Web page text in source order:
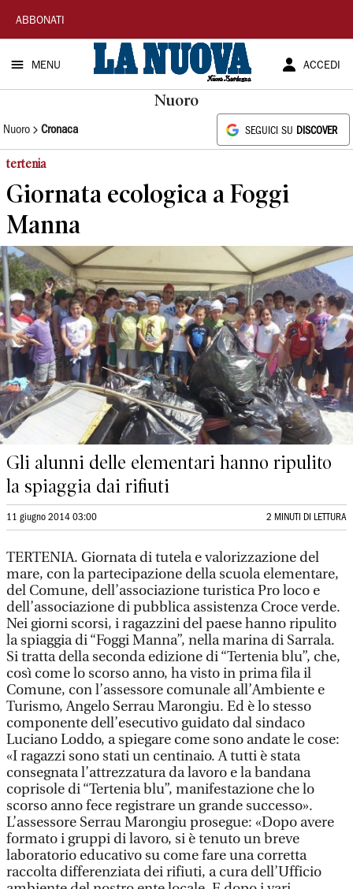
La
Nuova
Sardegna
ABBONATI
MENU ACCEDI
Nuoro
Nuoro Cronaca SEGUICI SU DISCOVER
tertenia
Giornata ecologica a Foggi
Manna
Gli alunni delle elementari hanno ripulito
la spiaggia dai rifiuti
11 giugno 2014 03:00 2 MINUTI DI LETTURA
TERTENIA. Giornata di tutela e valorizzazione del
mare, con la partecipazione della scuola elementare,
del Comune, dell’associazione turistica Pro loco e
dell’associazione di pubblica assistenza Croce verde.
Nei giorni scorsi, i ragazzini del paese hanno ripulito
la spiaggia di “Foggi Manna”, nella marina di Sarrala.
Si tratta della seconda edizione di “Tertenia blu”, che,
così come lo scorso anno, ha visto in prima fila il
Comune, con l’assessore comunale all’Ambiente e
Turismo, Angelo Serrau Marongiu. Ed è lo stesso
componente dell’esecutivo guidato dal sindaco
Luciano Loddo, a spiegare come sono andate le cose:
«I ragazzi sono stati un centinaio. A tutti è stata
consegnata l’attrezzatura da lavoro e la bandana
coprisole di “Tertenia blu”, manifestazione che lo
scorso anno fece registrare un grande successo».
L’assessore Serrau Marongiu prosegue: «Dopo avere
formato i gruppi di lavoro, si è tenuto un breve
laboratorio educativo su come fare una corretta
raccolta differenziata dei rifiuti, a cura dell’Ufficio